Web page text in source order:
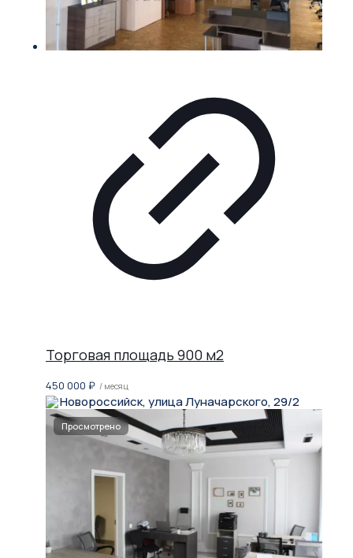
Торговая площадь 900 м2
450 000 ₽ / месяц
Новороссийск, улица Луначарского, 29/2